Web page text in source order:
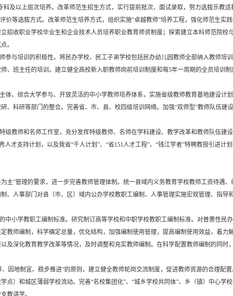
及以上层次培养。改革师范生招生方式，实行提前批次、面试录取，努力选拔乐教
等选拔方式。改革师范生培养方式，组织实施“卓越教师”培养工程，强化师范生实
招收职业学校毕业生和企业技术人员培养职业教育师资制度；探索建立本科师范院校
。
与培训的积极性。将民办学校、民工子弟学校包括民办幼儿园教师全部纳入教师培
班主任的培训。建立健全高校新入职教师岗前培训制度和每5年一周期的全员培训制
、综合大学参与、开放灵活的中小学教师培养体系，实施省级教师教育基地建设计
科研等部门的整合。完善省、市、县、校四级培训网络。加强“双师型”教师队伍建
教师和名师工作室，充分发挥特级教师、名师在学科建设、教学改革和教师队伍建
才支持计划，以及我省“千人计划”、“省151人才工程”、“钱江学者”特聘教授引进计
主”管理的要求，进一步完善教师管理体制。统一县域内义务教育学校教师工资待遇
、人事部门对县（市、区）域内公办学校教职工编制、人事管理实施宏观管理、指导
小学教职工编制标准。研究制订高等学校和中职学校教职工编制标准。对普惠性民
教师编制，科学确定总量，优化结构，加强编制使用管理，提高编制使用效益，着力
及深化教育教学改革等情况，及时调整和充实教师编制。在科学配置教师编制的同时
因地制宜、稳步推进”的原则，建立健全教师轮岗交流制度，促进教师资源的合理配
）和城区薄弱学校流动。完善“名校集团化”、“城乡学校共同体”、乡（镇）中心学